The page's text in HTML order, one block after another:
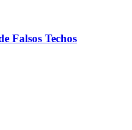
Falsos Techos